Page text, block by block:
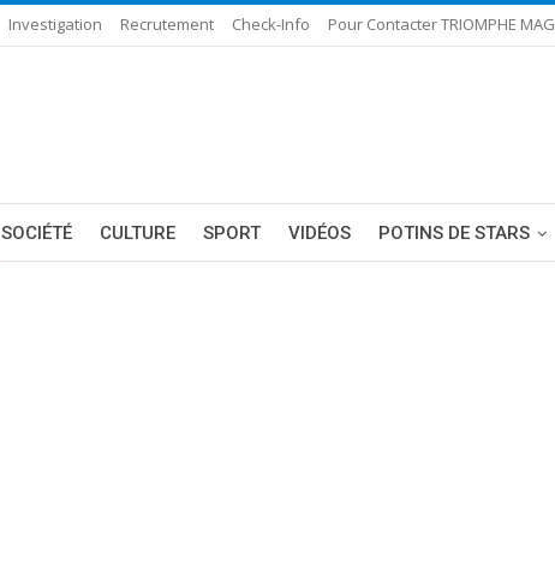
Investigation Recrutement Check-Info Pour Contacter TRIOMPHE MAG
SOCIÉTÉ CULTURE SPORT VIDÉOS POTINS DE STARS